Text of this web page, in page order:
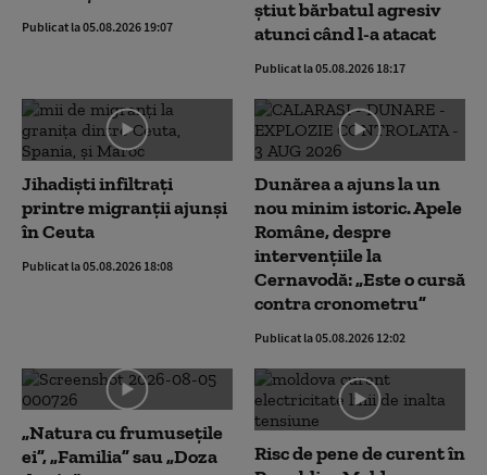
Publicat la 05.08.2026 19:07
știut bărbatul agresiv
atunci când l-a atacat
Publicat la 05.08.2026 18:17
Jihadiști infiltrați
printre migranții ajunși
în Ceuta
Publicat la 05.08.2026 18:08
Dunărea a ajuns la un
nou minim istoric. Apele
Române, despre
intervențiile la
Cernavodă: „Este o cursă
contra cronometru”
Publicat la 05.08.2026 12:02
„Natura cu frumusețile
ei”, „Familia” sau „Doza
Risc de pene de curent în